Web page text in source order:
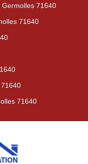
71640
71640
71640